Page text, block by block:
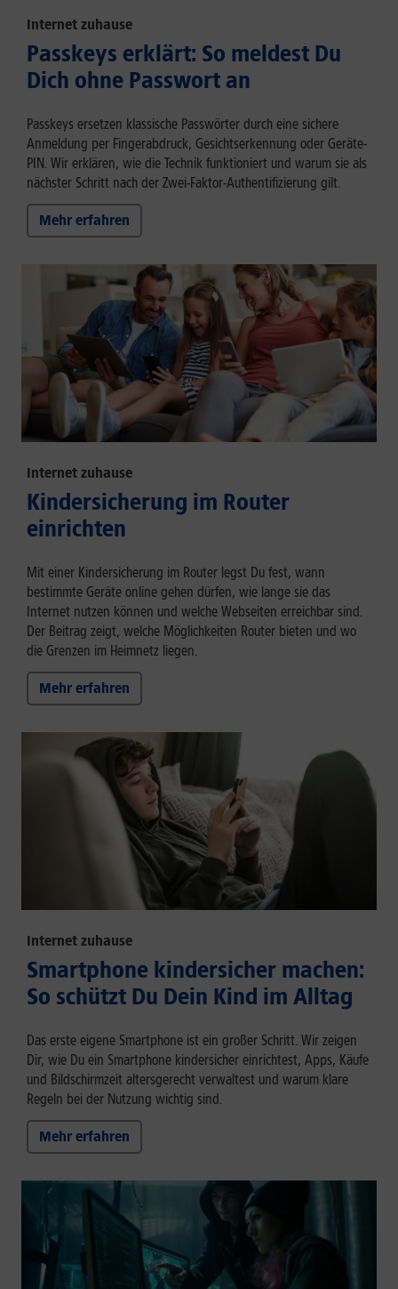
Internet zuhause
Passkeys erklärt: So meldest Du
Dich ohne Passwort an
Passkeys ersetzen klassische Passwörter durch eine sichere
Anmeldung per Fingerabdruck, Gesichtserkennung oder Geräte-
PIN. Wir erklären, wie die Technik funktioniert und warum sie als
nächster Schritt nach der Zwei-Faktor-Authentifizierung gilt.
Mehr erfahren
Internet zuhause
Kindersicherung im Router
einrichten
Mit einer Kindersicherung im Router legst Du fest, wann
bestimmte Geräte online gehen dürfen, wie lange sie das
Internet nutzen können und welche Webseiten erreichbar sind.
Der Beitrag zeigt, welche Möglichkeiten Router bieten und wo
die Grenzen im Heimnetz liegen.
Mehr erfahren
Internet zuhause
Smartphone kindersicher machen:
So schützt Du Dein Kind im Alltag
Das erste eigene Smartphone ist ein großer Schritt. Wir zeigen
Dir, wie Du ein Smartphone kindersicher einrichtest, Apps, Käufe
und Bildschirmzeit altersgerecht verwaltest und warum klare
Regeln bei der Nutzung wichtig sind.
Mehr erfahren